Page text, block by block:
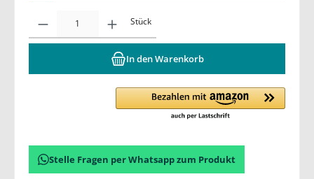
Stück
In den Warenkorb
Stelle Fragen per Whatsapp zum Produkt